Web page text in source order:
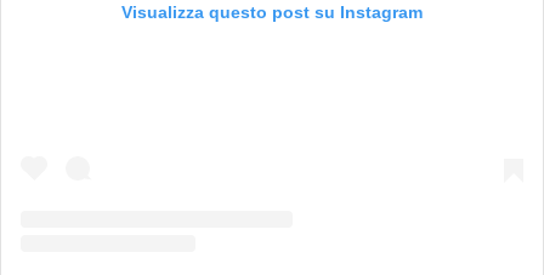
Visualizza questo post su Instagram